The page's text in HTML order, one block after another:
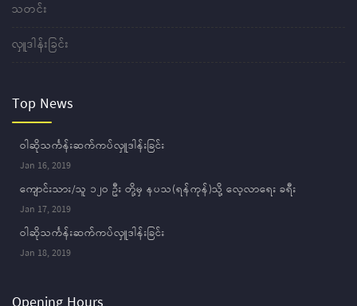
သတင်း
လှူဒါန်းခြင်း
Top News
ဝါဆိုသင်္ကန်းဆက်ကပ်လှူဒါန်းခြင်း
Jan 16, 2019
ကျောင်းသား/သူ ၁၂ဝ ဦး တို့မှ နပသ(ရန်ကုန်)သို့ လေ့လာရေး ခရီး
Jan 17, 2019
ဝါဆိုသင်္ကန်းဆက်ကပ်လှူဒါန်းခြင်း
Jan 18, 2019